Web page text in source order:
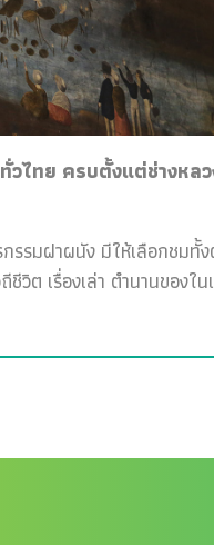
ไทย ครบตั้งแต่ช่างหลว
รรมฝาผนัง มีให้เลือกชมทั้
วิต เรื่องเล่า ตำนานของใ